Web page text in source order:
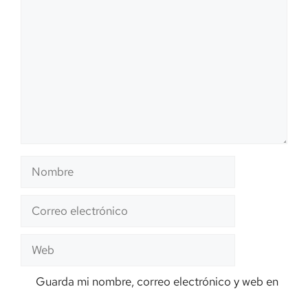
Nombre
Correo
electrónico
Web
Guarda mi nombre, correo electrónico y web en